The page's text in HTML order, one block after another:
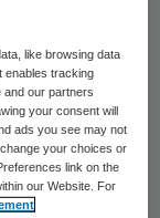
omdat ze
selfies
vijf
de kliniek,
like browsing data
enables tracking
and our partners
your consent will
ads you see may not
your choices or
link on the
our Website. For